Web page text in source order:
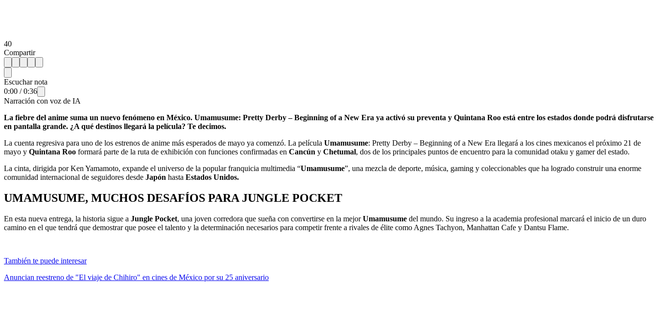
40
Compartir
Escuchar nota
0:00 /0:36
Narración con voz de IA
La fiebre del anime suma un nuevo fenómeno en México. Umamusume: Pretty Derby – Beginning of a New Era ya activó su preventa y Quintana Roo está entre los estados donde podrá disfrutarse
en pantalla grande. ¿A qué destinos llegará la película? Te decimos.
La cuenta regresiva para uno de los estrenos de anime más esperados de mayo ya comenzó. La película Umamusume: Pretty Derby – Beginning of a New Era llegará a los cines mexicanos el próximo 21 de
mayo y Quintana Roo formará parte de la ruta de exhibición con funciones confirmadas en Cancún y Chetumal, dos de los principales puntos de encuentro para la comunidad otaku y gamer del estado.
La cinta, dirigida por Ken Yamamoto, expande el universo de la popular franquicia multimedia “Umamusume”, una mezcla de deporte, música, gaming y coleccionables que ha logrado construir una enorme
comunidad internacional de seguidores desde Japón hasta Estados Unidos.
UMAMUSUME, MUCHOS DESAFÍOS PARA JUNGLE POCKET
En esta nueva entrega, la historia sigue a Jungle Pocket, una joven corredora que sueña con convertirse en la mejorUmamusume del mundo. Su ingreso a la academia profesional marcará el inicio de un duro
camino en el que tendrá que demostrar que posee el talento y la determinación necesarios para competir frente a rivales de élite como Agnes Tachyon, Manhattan Cafe y Dantsu Flame.
También te puede interesar
Anuncian reestreno de "El viaje de Chihiro" en cines de México por su 25 aniversario